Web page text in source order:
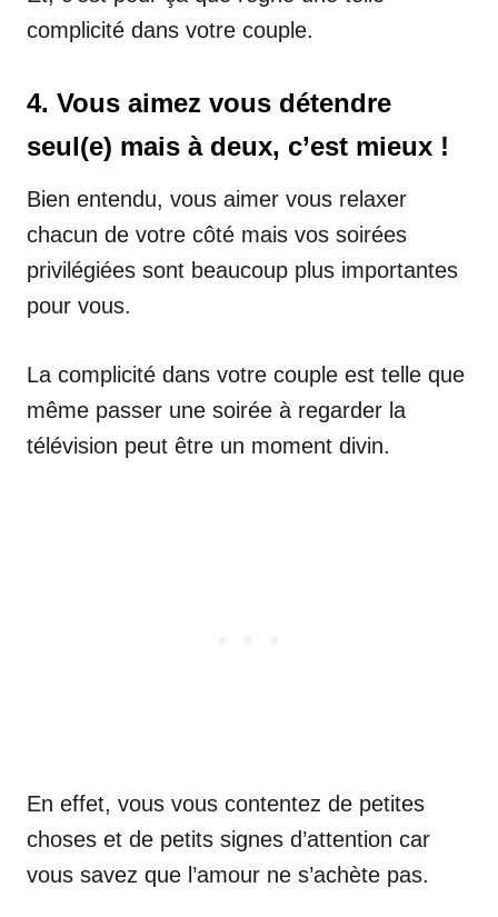
complicité dans votre couple.
4. Vous aimez vous détendre
seul(e) mais à deux, c’est mieux !
Bien entendu, vous aimer vous relaxer
chacun de votre côté mais vos soirées
privilégiées sont beaucoup plus importantes
pour vous.
La complicité dans votre couple est telle que
même passer une soirée à regarder la
télévision peut être un moment divin.
En effet, vous vous contentez de petites
choses et de petits signes d’attention car
vous savez que l’amour ne s’achète pas.